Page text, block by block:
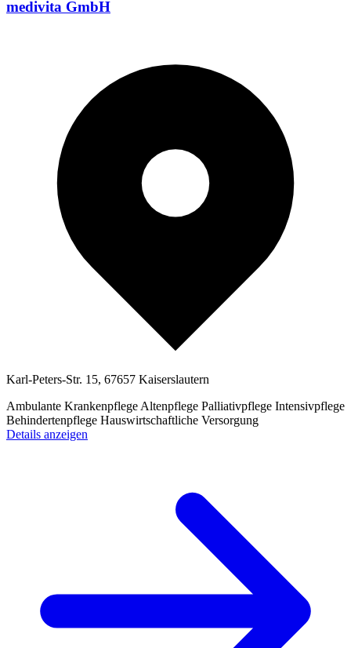
medivita GmbH
Karl-Peters-Str. 15, 67657 Kaiserslautern
Ambulante Krankenpflege Altenpflege Palliativpflege Intensivpflege
Behindertenpflege Hauswirtschaftliche Versorgung
Details anzeigen